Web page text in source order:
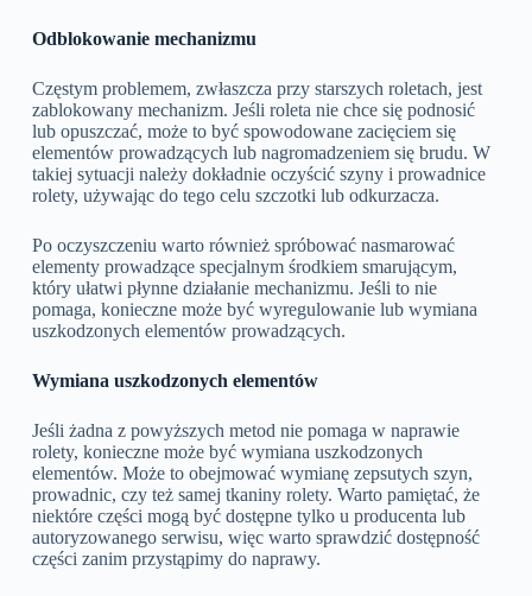
Odblokowanie mechanizmu
Częstym problemem, zwłaszcza przy starszych roletach, jest
zablokowany mechanizm. Jeśli roleta nie chce się podnosić
lub opuszczać, może to być spowodowane zacięciem się
elementów prowadzących lub nagromadzeniem się brudu. W
takiej sytuacji należy dokładnie oczyścić szyny i prowadnice
rolety, używając do tego celu szczotki lub odkurzacza.
Po oczyszczeniu warto również spróbować nasmarować
elementy prowadzące specjalnym środkiem smarującym,
który ułatwi płynne działanie mechanizmu. Jeśli to nie
pomaga, konieczne może być wyregulowanie lub wymiana
uszkodzonych elementów prowadzących.
Wymiana uszkodzonych elementów
Jeśli żadna z powyższych metod nie pomaga w naprawie
rolety, konieczne może być wymiana uszkodzonych
elementów. Może to obejmować wymianę zepsutych szyn,
prowadnic, czy też samej tkaniny rolety. Warto pamiętać, że
niektóre części mogą być dostępne tylko u producenta lub
autoryzowanego serwisu, więc warto sprawdzić dostępność
części zanim przystąpimy do naprawy.